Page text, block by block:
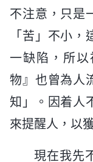
不注意，只是
「苦」不小
一缺陷，所
物』也曾為人
知」。因着人
來提醒人，以
現在我先